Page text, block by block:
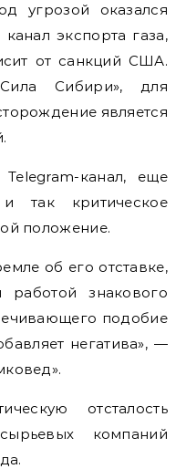
угрозой оказался
экспорта газа,
от санкций США.
Сибири», для
является
канал, еще
так критическое
положение.
об его отставке,
знакового
подобие
негатива», —
отсталость
компаний